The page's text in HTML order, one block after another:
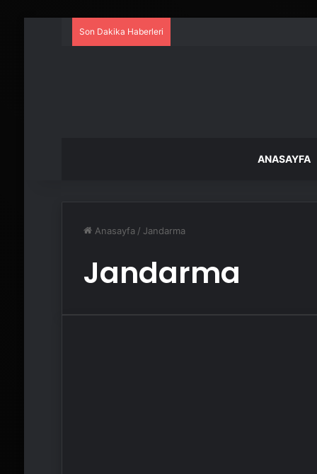
Son Dakika Haberleri
ANASAYFA
Anasayfa / Jandarma
Jandarma